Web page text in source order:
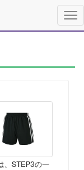
、STEP3の一